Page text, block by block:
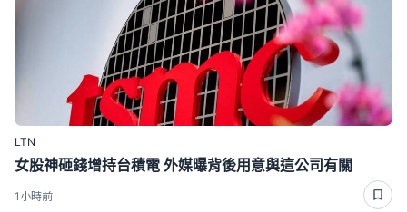
LTN
女股神砸錢增持台積電 外媒曝背後用意與這公司有關
1小時前